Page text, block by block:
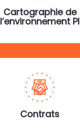
Cartographie de
l’environnement PI
Contrats